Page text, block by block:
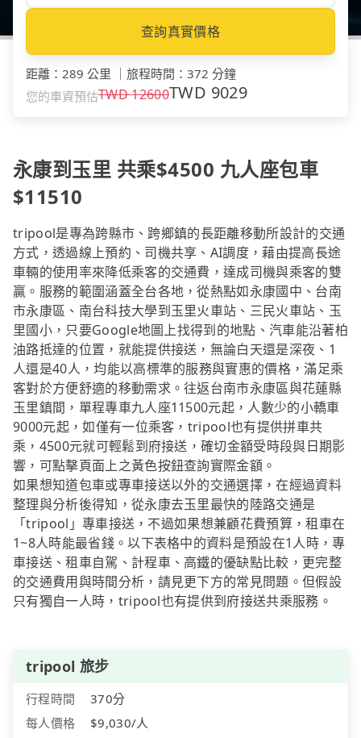
查詢真實價格
距離 ： 289 公里 旅程時間 ： 372 分鐘
您的車資預估TWD12600TWD 9029
永康到玉里 共乘$4500 九人座包車
$11510
tripool是專為跨縣市、跨鄉鎮的長距離移動所設計的交通
方式，透過線上預約、司機共享、AI調度，藉由提高長途
車輛的使用率來降低乘客的交通費，達成司機與乘客的雙
贏。服務的範圍涵蓋全台各地，從熱點如永康國中、台南
市永康區、南台科技大學到玉里火車站、三民火車站、玉
里國小，只要Google地圖上找得到的地點、汽車能沿著柏
油路抵達的位置，就能提供接送，無論白天還是深夜、1
人還是40人，均能以高標準的服務與實惠的價格，滿足乘
客對於方便舒適的移動需求。往返台南市永康區與花蓮縣
玉里鎮間，單程專車九人座11500元起，人數少的小轎車
9000元起，如僅有一位乘客，tripool也有提供拼車共
乘，4500元就可輕鬆到府接送，確切金額受時段與日期影
響，可點擊頁面上之黃色按鈕查詢實際金額。
如果想知道包車或專車接送以外的交通選擇，在經過資料
整理與分析後得知，從永康去玉里最快的陸路交通是
「tripool」專車接送，不過如果想兼顧花費預算，租車在
1~8人時能最省錢。以下表格中的資料是預設在1人時，專
車接送、租車自駕、計程車、高鐵的優缺點比較，更完整
的交通費用與時間分析，請見更下方的常見問題。但假設
只有獨自一人時，tripool也有提供到府接送共乘服務。
tripool 旅步
行程時間
370分
每人價格
$9,030/人